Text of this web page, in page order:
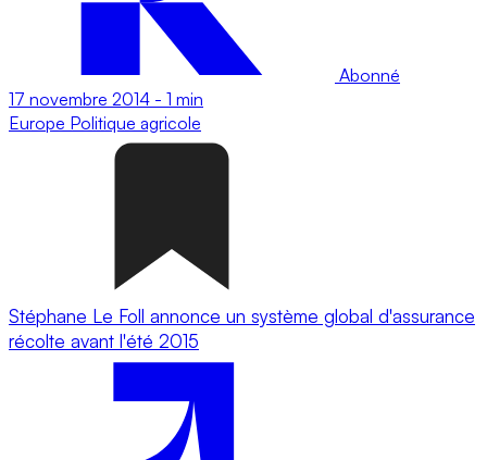
Abonné
17 novembre 2014 - 1 min
Europe Politique agricole
Stéphane Le Foll annonce un système global d'assurance
récolte avant l'été 2015